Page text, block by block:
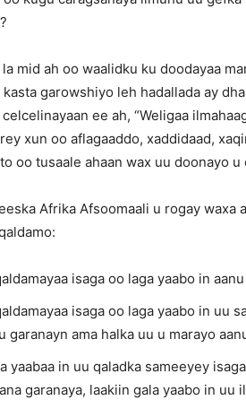
mid ah oo waalidku ku doodayaa
garowshiyo leh hadallada ay
ee ah, “Weligaa
xun oo aflagaaddo, xaddidaad,
oo tusaale ahaan wax uu doonayo u
Afrika Afsoomaali u rogay waxa
isaga oo laga yaabo in
isaga oo laga yaabo in uu
garanayn ama halka uu u marayo
yaabaa in uu qaladka sameeyey
garanaya, laakiin gala yaabo in uu